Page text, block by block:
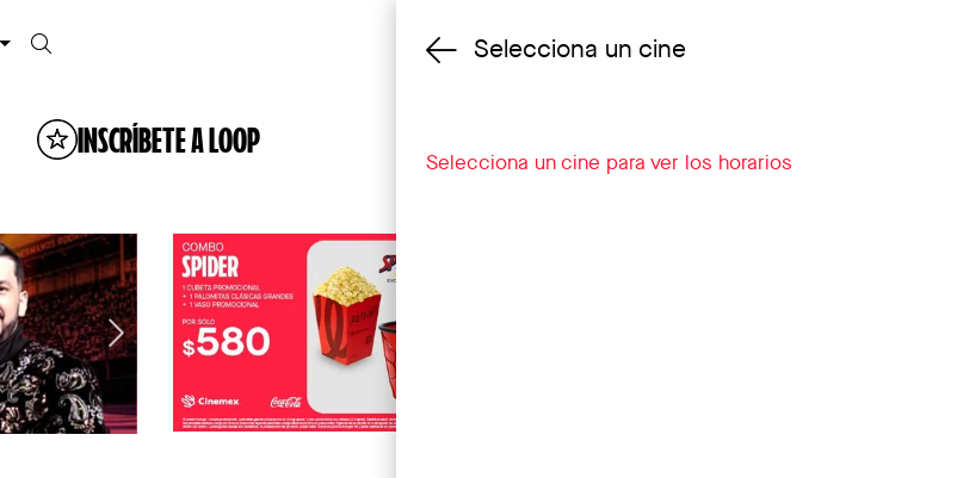
Cambiar cine
INSCRÍBETE A LOOP
Selecciona un cine
Selecciona un cine para ver los horarios